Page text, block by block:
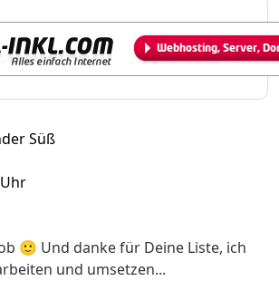
🙂 Und danke für Deine Liste, ich
und umsetzen...